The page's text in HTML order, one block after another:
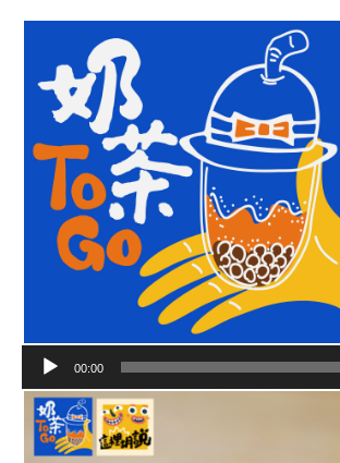
播
器
00:00